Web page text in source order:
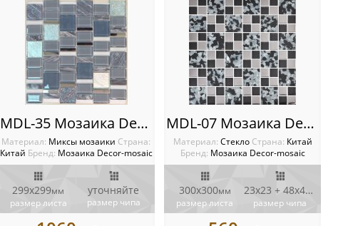
MDL-35 Мозаика Decor-Mosaic
Материал: Миксы мозаики Cтрана:
Китай Бренд: Мозаика Decor-mosaic
299х299мм
размер листа
уточняйте
размер чипа
MDL-07 Мозаика Decor-Mosaic
Материал: Стекло Cтрана: Китай
Бренд: Мозаика Decor-mosaic
300х300мм
размер листа
23х23 + 48х48мм
размер чипа